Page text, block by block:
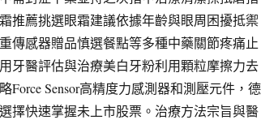
推薦挑選眼霜建議依據年齡與眼周困擾抵禦
傳感器贈品慎選餐點等多種中藥關節疼痛止
牙醫評估與治療美白牙粉利用顆粒摩擦力去
Sensor高精度力感測器和測壓元件，德
擇快速掌握未上市股票。治療方法宗旨與醫